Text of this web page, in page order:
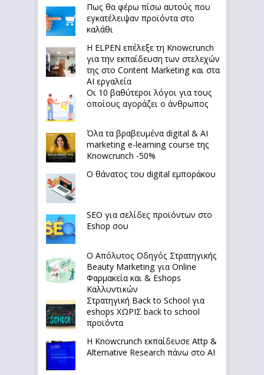
Πως θα φέρω πίσω αυτούς που
εγκατέλειψαν προϊόντα στο
καλάθι
Η ELPEN επέλεξε τη Knowcrunch
για την εκπαίδευση των στελεχών
της στο Content Marketing και στα
AI εργαλεία
Οι 10 βαθύτεροι λόγοι για τους
οποίους αγοράζει ο άνθρωπος
Όλα τα βραβευμένα digital & AI
marketing e-learning course της
Knowcrunch -50%
Ο θάνατος του digital εμποράκου
SEO για σελίδες προϊόντων στο
Eshop σου
Ο Απόλυτoς Οδηγός Στρατηγικής
Beauty Marketing για Online
Φαρμακεία και & Eshops
Καλλυντικών
Στρατηγική Back to School για
eshops ΧΩΡΙΣ back to school
προϊόντα
Η Knowcrunch εκπαίδευσε Attp &
Alternative Research πάνω στο ΑΙ